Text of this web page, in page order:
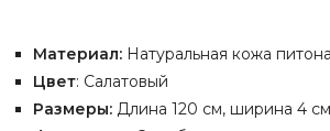
Материал: Натуральная кожа
Цвет: Салатовый
Размеры: Длина 120 см, ширина 4 см